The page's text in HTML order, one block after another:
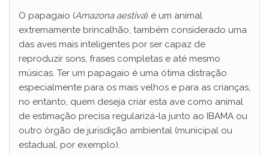
O papagaio (Amazona aestiva) é um animal
extremamente brincalhão, também considerado uma
das aves mais inteligentes por ser capaz de
reproduzir sons, frases completas e até mesmo
músicas. Ter um papagaio é uma ótima distração
especialmente para os mais velhos e para as crianças,
no entanto, quem deseja criar esta ave como animal
de estimação precisa regularizá-la junto ao IBAMA ou
outro órgão de jurisdição ambiental (municipal ou
estadual, por exemplo).